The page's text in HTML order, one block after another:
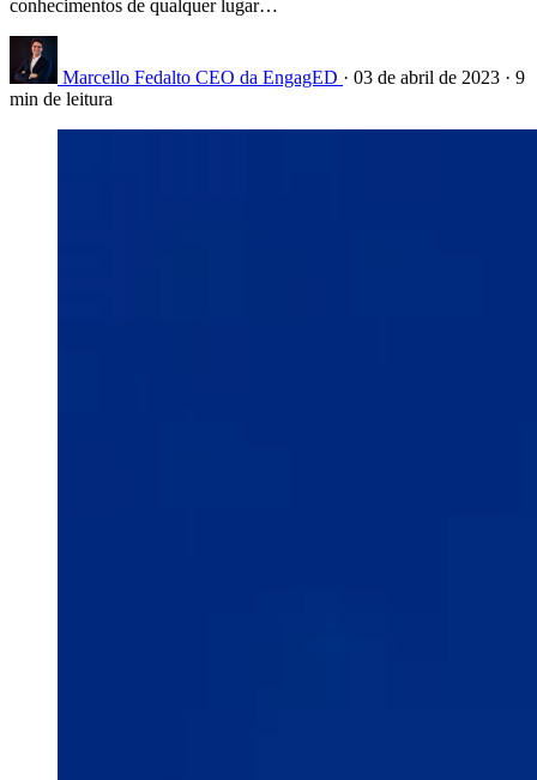
conhecimentos de qualquer lugar…
Marcello Fedalto CEO da EngagED · 03 de abril de 2023 · 9
min de leitura